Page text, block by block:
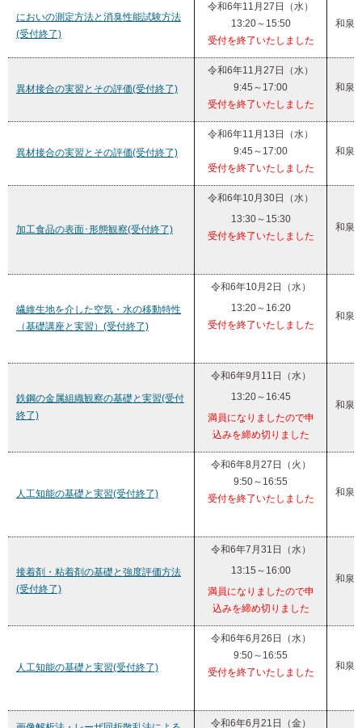
においの測定方法と消臭性能試験方法
(受付終了)
令和6年11月27日（水）
13:20～15:50
受付を終了いたしました
和泉
異材接合の実習とその評価(受付終了)
令和6年11月27日（水）
9:45～17:00
受付を終了いたしました
和泉
異材接合の実習とその評価(受付終了)
令和6年11月13日（水）
9:45～17:00
受付を終了いたしました
和泉
加工食品の表面･形態観察(受付終了)
令和6年10月30日（水）
13:30～15:30
受付を終了いたしました
和泉
繊維生地を介した空気・水の移動特性
（基礎講座と実習）(受付終了)
令和6年10月2日（水）
13:20～16:20
受付を終了いたしました
和泉
鉄鋼の金属組織観察の基礎と実習(受付
終了)
令和6年9月11日（水）
13:20～16:45
満員になりましたので申
込みを締め切りました
和泉
人工知能の基礎と実習(受付終了)
令和6年8月27日（火）
9:50～16:55
受付を終了いたしました
和泉
接着剤・粘着剤の基礎と強度評価方法
(受付終了)
令和6年7月31日（水）
13:15～16:00
満員になりましたので申
込みを締め切りました
和泉
人工知能の基礎と実習(受付終了)
令和6年6月26日（水）
9:50～16:55
受付を終了いたしました
和泉
令和6年6月21日（金）